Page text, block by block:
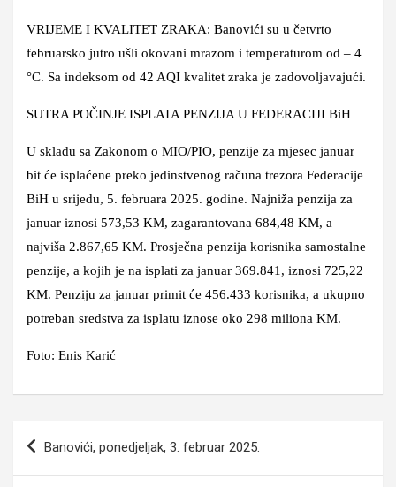
VRIJEME I KVALITET ZRAKA: Banovići su u četvrto
februarsko jutro ušli okovani mrazom i temperaturom od – 4
°C. Sa indeksom od 42 AQI kvalitet zraka je zadovoljavajući.
SUTRA POČINJE ISPLATA PENZIJA U FEDERACIJI BiH
U skladu sa Zakonom o MIO/PIO, penzije za mjesec januar
bit će isplaćene preko jedinstvenog računa trezora Federacije
BiH u srijedu, 5. februara 2025. godine. Najniža penzija za
januar iznosi 573,53 KM, zagarantovana 684,48 KM, a
najviša 2.867,65 KM. Prosječna penzija korisnika samostalne
penzije, a kojih je na isplati za januar 369.841, iznosi 725,22
KM. Penziju za januar primit će 456.433 korisnika, a ukupno
potreban sredstva za isplatu iznose oko 298 miliona KM.
Foto: Enis Karić
Banovići, ponedjeljak, 3. februar 2025.